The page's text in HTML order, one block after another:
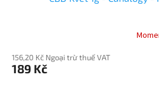
156,20 Kč Ngoại trừ thuế VAT
189 Kč